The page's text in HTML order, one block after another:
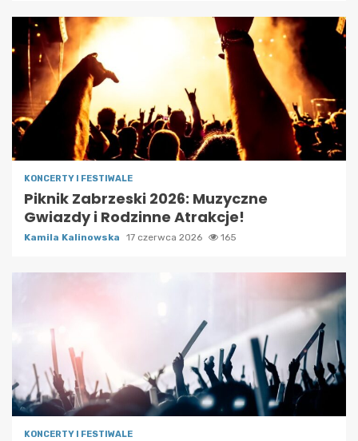
KONCERTY I FESTIWALE
Piknik Zabrzeski 2026: Muzyczne
Gwiazdy i Rodzinne Atrakcje!
Kamila Kalinowska 17 czerwca 2026 165
KONCERTY I FESTIWALE